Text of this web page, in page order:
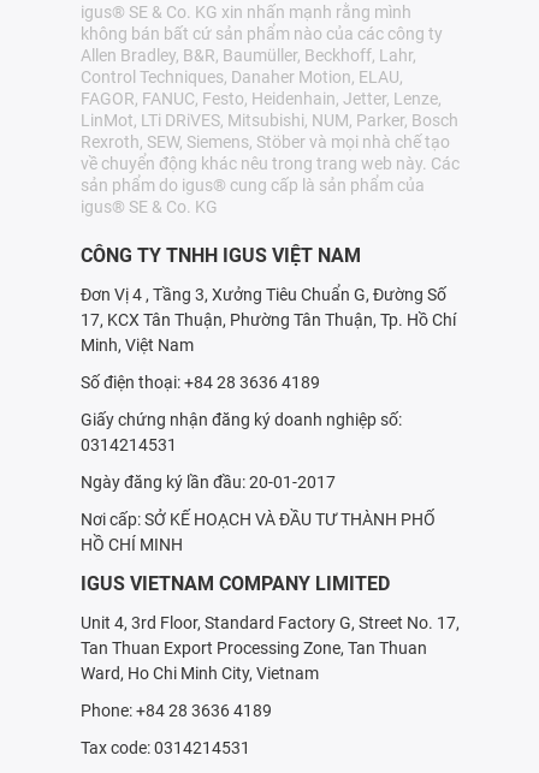
igus® SE & Co. KG xin nhấn mạnh rằng mình
không bán bất cứ sản phẩm nào của các công ty
Allen Bradley, B&R, Baumüller, Beckhoff, Lahr,
Control Techniques, Danaher Motion, ELAU,
FAGOR, FANUC, Festo, Heidenhain, Jetter, Lenze,
LinMot, LTi DRiVES, Mitsubishi, NUM, Parker, Bosch
Rexroth, SEW, Siemens, Stöber và mọi nhà chế tạo
về chuyển động khác nêu trong trang web này. Các
sản phẩm do igus® cung cấp là sản phẩm của
igus® SE & Co. KG
CÔNG TY TNHH IGUS VIỆT NAM
Đơn Vị 4 , Tầng 3, Xưởng Tiêu Chuẩn G, Đường Số
17, KCX Tân Thuận, Phường Tân Thuận, Tp. Hồ Chí
Minh, Việt Nam
Số điện thoại: +84 28 3636 4189
Giấy chứng nhận đăng ký doanh nghiệp số:
0314214531
Ngày đăng ký lần đầu: 20-01-2017
Nơi cấp: SỞ KẾ HOẠCH VÀ ÐẦU TƯ THÀNH PHỐ
HỒ CHÍ MINH
IGUS VIETNAM COMPANY LIMITED
Unit 4, 3rd Floor, Standard Factory G, Street No. 17,
Tan Thuan Export Processing Zone, Tan Thuan
Ward, Ho Chi Minh City, Vietnam
Phone: +84 28 3636 4189
Tax code: 0314214531